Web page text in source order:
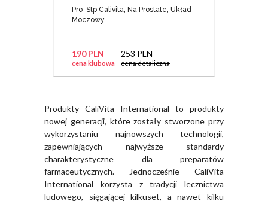
Pro-Stp Calivita, Na Prostate, Układ
Moczowy
190 PLN
cena klubowa
253 PLN
cena detaliczna
Produkty CaliVita International to produkty
nowej generacji, które zostały stworzone przy
wykorzystaniu najnowszych technologii,
zapewniających najwyższe standardy
charakterystyczne dla preparatów
farmaceutycznych. Jednocześnie CaliVita
International korzysta z tradycji lecznictwa
ludowego, sięgającej kilkuset, a nawet kilku